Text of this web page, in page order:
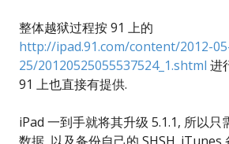
整体越狱过程按 91 上的
http://ipad.91.com/content/2012-
25/20120525055537524_1.shtml 进
91 上也直接有提供.
iPad 一到手就将其升级 5.1.1, 所以